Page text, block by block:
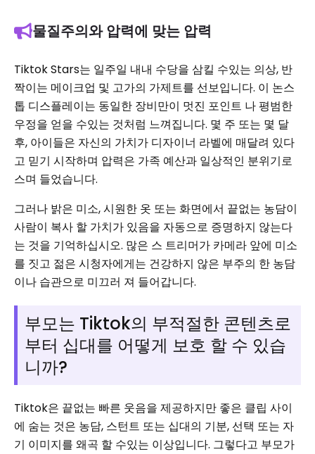
물질주의와 압력에 맞는 압력
Tiktok Stars는 일주일 내내 수당을 삼킬 수있는 의상, 반
짝이는 메이크업 및 고가의 가제트를 선보입니다. 이 논스
톱 디스플레이는 동일한 장비만이 멋진 포인트 나 평범한
우정을 얻을 수있는 것처럼 느껴집니다. 몇 주 또는 몇 달
후, 아이들은 자신의 가치가 디자이너 라벨에 매달려 있다
고 믿기 시작하며 압력은 가족 예산과 일상적인 분위기로
스며 들었습니다.
그러나 밝은 미소, 시원한 옷 또는 화면에서 끝없는 농담이
사람이 복사 할 가치가 있음을 자동으로 증명하지 않는다
는 것을 기억하십시오. 많은 스 트리머가 카메라 앞에 미소
를 짓고 젊은 시청자에게는 건강하지 않은 부주의 한 농담
이나 습관으로 미끄러 져 들어갑니다.
부모는 Tiktok의 부적절한 콘텐츠로
부터 십대를 어떻게 보호 할 수 있습
니까?
Tiktok은 끝없는 빠른 웃음을 제공하지만 좋은 클립 사이
에 숨는 것은 농담, 스턴트 또는 십대의 기분, 선택 또는 자
기 이미지를 왜곡 할 수있는 이상입니다. 그렇다고 부모가